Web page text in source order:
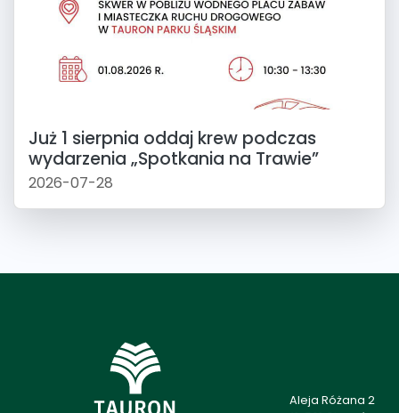
Już 1 sierpnia oddaj krew podczas
wydarzenia „Spotkania na Trawie”
2026-07-28
Aleja Różana 2